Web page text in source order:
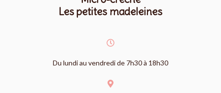
Les petites madeleines
Du lundi au vendredi de 7h30 à 18h30